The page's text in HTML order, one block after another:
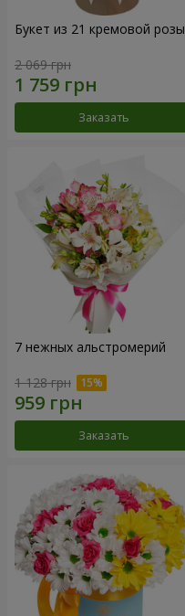
Букет из 21 кремовой розы
2 069 грн
Заказать
7 нежных альстромерий
1 128 грн
Заказать